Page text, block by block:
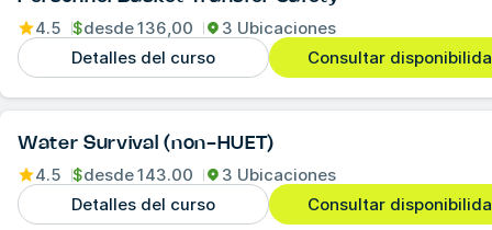
4.5 $desde136,00
3 Ubicaciones
Detalles del curso
Consultar
Water Survival (non-HUET)
4.5 $desde143.00
3 Ubicaciones
Detalles del curso
Consultar